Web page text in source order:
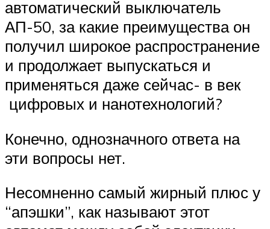
автоматический выключатель
АП-50, за какие преимущества он
получил широкое распространение
и продолжает выпускаться и
применяться даже сейчас- в век
цифровых и нанотехнологий?
Конечно, однозначного ответа на
эти вопросы нет.
Несомненно самый жирный плюс у
“апэшки”, как называют этот